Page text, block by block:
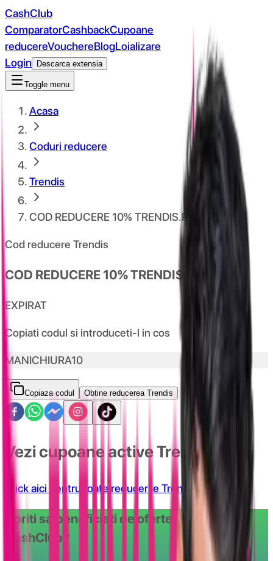
CashClub
ComparatorCashbackCupoane
reducereVouchereBlogLoializare
Login
Descarca extensia
Toggle menu
Acasa
Coduri reducere
Trendis
COD REDUCERE 10% TRENDIS.RO
Cod reducere Trendis
COD REDUCERE 10% TRENDIS.RO
EXPIRAT
Copiati codul si introduceti-l in cos
MANICHIURA10
Copiaza codul Obtine reducerea Trendis
Vezi cupoane active Trendis
Click aici pentru toate reducerile Trendis
Doriti sa beneficiati de ofertele oferite de
CashClub?